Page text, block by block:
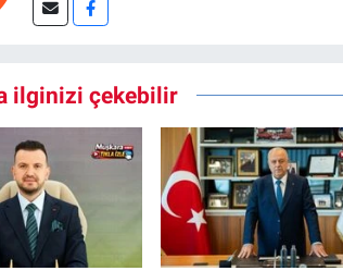
ilginizi çekebilir